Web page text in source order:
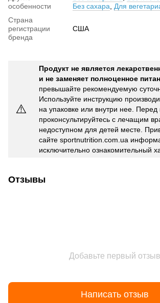
особенности
Без сахара
Для
Страна
регистрации
бренда
США
⚠️
Продукт не является
и не заменяет полноценное
превышайте рекомендуемую
Используйте инструкцию
на упаковке или внутри нее.
проконсультируйтесь с лечащим
недоступном для детей месте.
сайте sportnutrition.com.ua
исключительно ознакомительный
Отзывы
Добавьте первый отзыв
Написать отзыв